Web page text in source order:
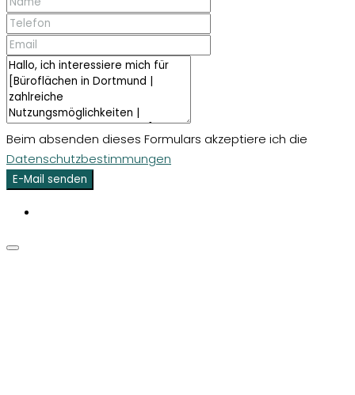
Beim absenden dieses Formulars akzeptiere ich die
Datenschutzbestimmungen
E-Mail senden